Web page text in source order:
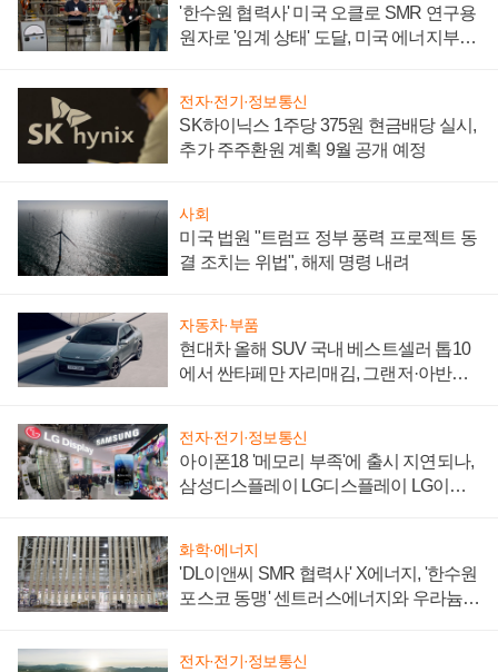
'한수원 협력사' 미국 오클로 SMR 연구용
원자로 '임계 상태' 도달, 미국 에너지부
전자·전기·정보통신
SK하이닉스 1주당 375원 현금배당 실시,
추가 주주환원 계획 9월 공개 예정
사회
미국 법원 "트럼프 정부 풍력 프로젝트 동
결 조치는 위법", 해제 명령 내려
자동차·부품
현대차 올해 SUV 국내 베스트셀러 톱10
에서 싼타페만 자리매김, 그랜저·아반떼
전자·전기·정보통신
아이폰18 '메모리 부족'에 출시 지연되나,
삼성디스플레이 LG디스플레이 LG이노
화학·에너지
'DL이앤씨 SMR 협력사' X에너지, '한수원
포스코 동맹' 센트러스에너지와 우라늄
전자·전기·정보통신